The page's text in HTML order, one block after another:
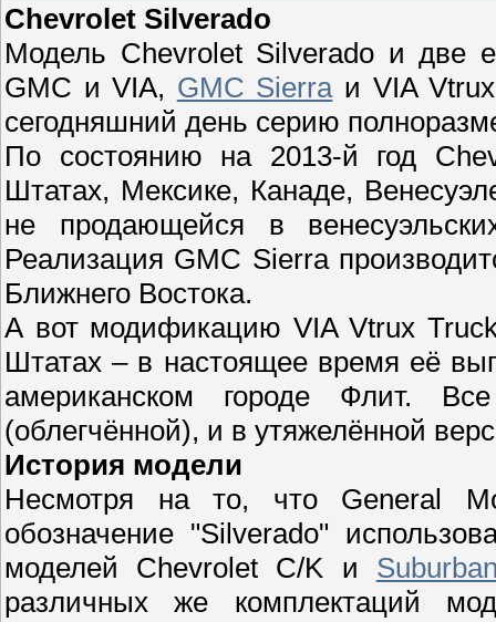
Chevrolet Silverado
Модель Chevrolet Silverado и две
GMC и VIA, GMC Sierraи VIA Vtrux
сегодняшний день серию
По состоянию на 2013-й год
Штатах, Мексике, Канаде,
не продающейся в
Реализация GMC Sierra
Ближнего Востока.
А вот модификацию VIA Vtrux
Штатах – в настоящее время её
американском городе Флит.
(облегчённой), и в утяжелённой
История модели
Несмотря на то, что General
обозначение "Silverado"
моделей Chevrolet C/K и
различных же комплектаций